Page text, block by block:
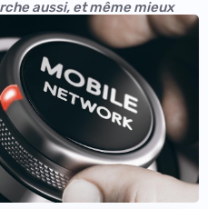
aussi, et même mieux